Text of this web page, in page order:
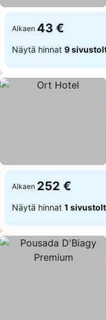
Alkaen 43 €
Näytä hinnat 9
Alkaen 252 €
Näytä hinnat 1